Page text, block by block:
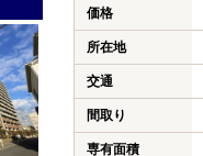
価格
所在地
交通
間取り
専有面積